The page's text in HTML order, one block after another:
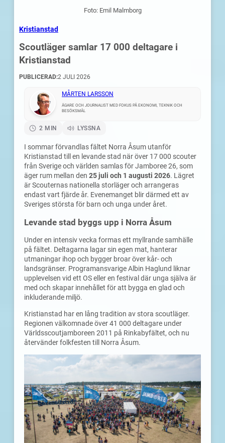
Foto: Emil Malmborg
Kristianstad
Scoutläger samlar 17 000 deltagare i
Kristianstad
PUBLICERAD:2 JULI 2026
MÅRTEN LARSSON
ÄGARE OCH JOURNALIST MED FOKUS PÅ EKONOMI, TEKNIK OCH
BESÖKSMÅL
2 MIN LYSSNA
I sommar förvandlas fältet Norra Åsum utanför
Kristianstad till en levande stad när över 17 000 scouter
från Sverige och världen samlas för Jamboree 26, som
äger rum mellan den 25 juli och 1 augusti 2026. Lägret
är Scouternas nationella storläger och arrangeras
endast vart fjärde år. Evenemanget blir därmed ett av
Sveriges största för barn och unga under året.
Levande stad byggs upp i Norra Åsum
Under en intensiv vecka formas ett myllrande samhälle
på fältet. Deltagarna lagar sin egen mat, hanterar
utmaningar ihop och bygger broar över kår- och
landsgränser. Programansvarige Albin Haglund liknar
upplevelsen vid ett OS eller en festival där unga själva är
med och skapar innehållet för att bygga en glad och
inkluderande miljö.
Kristianstad har en lång tradition av stora scoutläger.
Regionen välkomnade över 41 000 deltagare under
Världsscoutjamboreen 2011 på Rinkabyfältet, och nu
återvänder folkfesten till Norra Åsum.